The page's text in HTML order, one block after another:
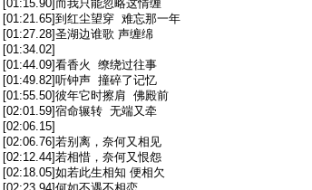
[01:15.90]而我只能忽略这情缠
[01:21.65]到红尘望穿 难忘那一年
[01:27.28]圣湖边谁歌 声缠绵
[01:34.02]
[01:44.09]看香火 缭绕过往事
[01:49.82]听钟声 撞碎了记忆
[01:55.50]彼年它时擦肩 佛殿前
[02:01.59]宿命辗转 无端又牵
[02:06.15]
[02:06.76]若别离，奈何又相见
[02:12.44]若相惜，奈何又恨怨
[02:18.05]如若此生相知 便相欠